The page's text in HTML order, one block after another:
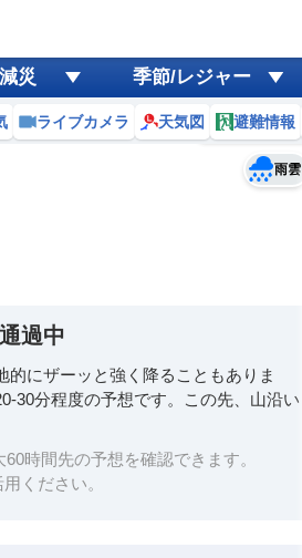
災 季節/レジャー
ライブカメラ 天気図 避難情報
雨雲
予報士コメント
黄砂
天気 台風
過中
にザーッと強く降ることもありま
30分程度の予想です。この先、山沿い
時間先の予想を確認できます。
ください。